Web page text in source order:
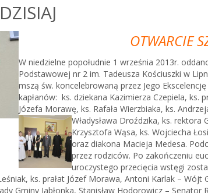
OTWARCIE
W niedzielne popołudnie 1 września 2013r.
Podstawowej nr 2 im. Tadeusza Kościuszki w
mszą św. koncelebrowaną przez Jego
kapłanów: ks. dziekana Kazimierza Czepiela, ks.
Józefa Morawę, ks. Rafała Wierzbiaka, ks.
Władysława Droździka, ks. rektora
Krzysztofa Wąsa, ks. Wojciecha
oraz diakona Macieja Medesa.
przez rodziców. Po zakończeniu
uroczystego przecięcia wstęgi
ks. prałat Józef Morawa, Antoni Karlak – Wójt
Gminy Jabłonka, Stanisław Hodorowicz – Senator